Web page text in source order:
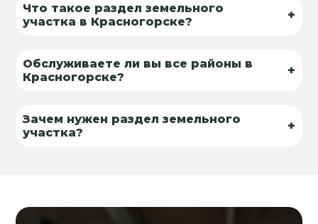
Что такое раздел земельного
участка в Красногорске?
+
Обслуживаете ли вы все районы в
Красногорске?
+
Зачем нужен раздел земельного
участка?
+